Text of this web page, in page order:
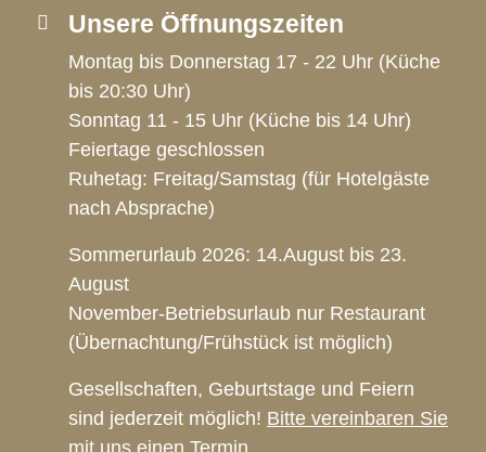
Unsere Öffnungszeiten
Montag bis Donnerstag 17 - 22 Uhr (Küche
bis 20:30 Uhr)
Sonntag 11 - 15 Uhr (Küche bis 14 Uhr)
Feiertage geschlossen
Ruhetag: Freitag/Samstag (für Hotelgäste
nach Absprache)
Sommerurlaub 2026: 14.August bis 23.
August
November-Betriebsurlaub nur Restaurant
(Übernachtung/Frühstück ist möglich)
Gesellschaften, Geburtstage und Feiern
sind jederzeit möglich! Bitte vereinbaren Sie
mit uns einen Termin.